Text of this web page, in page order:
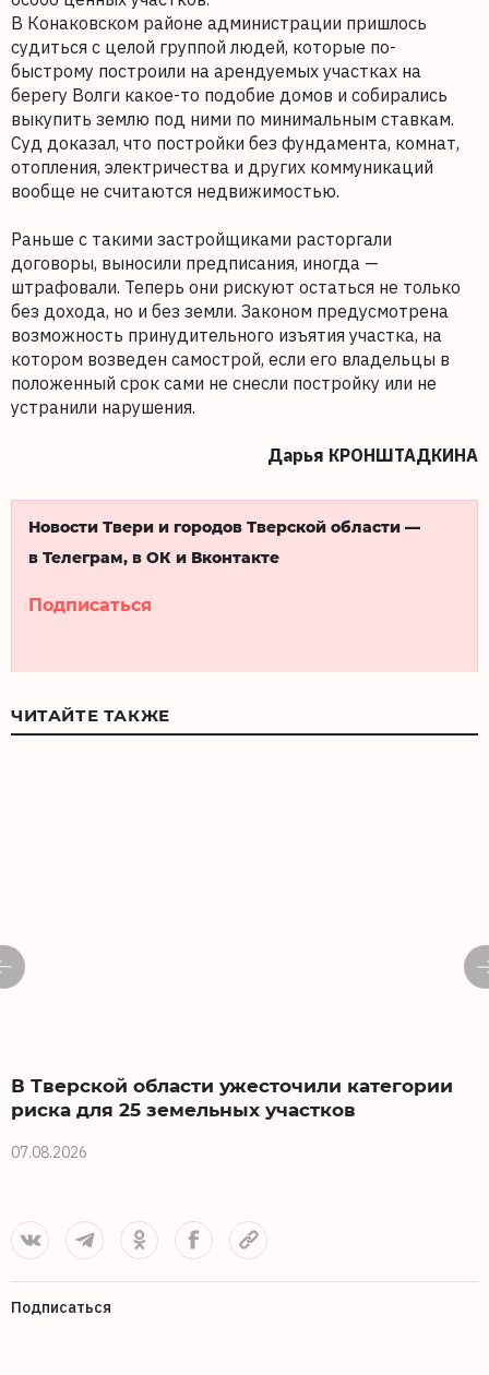
В Конаковском районе администрации пришлось
судиться с целой группой людей, которые по-
быстрому построили на арендуемых участках на
берегу Волги какое-то подобие домов и собирались
выкупить землю под ними по минимальным ставкам.
Суд доказал, что постройки без фундамента, комнат,
отопления, электричества и других коммуникаций
вообще не считаются недвижимостью.
Раньше с такими застройщиками расторгали
договоры, выносили предписания, иногда —
штрафовали. Теперь они рискуют остаться не только
без дохода, но и без земли. Законом предусмотрена
возможность принудительного изъятия участка, на
котором возведен самострой, если его владельцы в
положенный срок сами не снесли постройку или не
устранили нарушения.
Дарья КРОНШТАДКИНА
Новости Твери и городов Тверской области —
в Телеграм, в ОК и Вконтакте
Подписаться
ЧИТАЙТЕ ТАКЖЕ
В Тверской области ужесточили категории
риска для 25 земельных участков
07.08.2026
Подписаться